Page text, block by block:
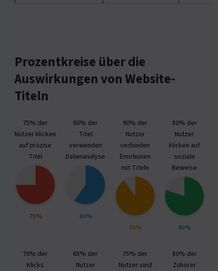
Prozentkreise über die
Auswirkungen von Website-
Titeln
75% der
Nutzer klicken
auf präzise
Titel
75%
60% der
Titel
verwenden
Datenanalyse
60%
90% der
Nutzer
verbinden
Emotionen
mit Titeln
90%
80% der
Nutzer
klicken auf
soziale
Beweise
80%
70% der
Klicks
65% der
Nutzer
75% der
Nutzer sind
80% der
Zuhörer